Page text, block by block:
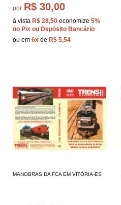
por R$ 30,00
à vista R$ 28,50 economize 5%
no Pix ou Depósito Bancário
ou em 6x de R$ 5,54
MANOBRAS DA FCA EM VITÓRIA-ES